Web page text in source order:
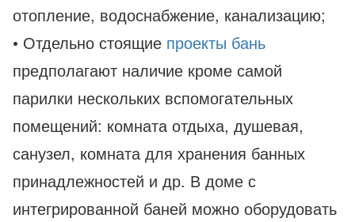
отопление, водоснабжение, канализацию;
• Отдельно стоящие проекты бань
предполагают наличие кроме самой
парилки нескольких вспомогательных
помещений: комната отдыха, душевая,
санузел, комната для хранения банных
принадлежностей и др. В доме с
интегрированной баней можно оборудовать